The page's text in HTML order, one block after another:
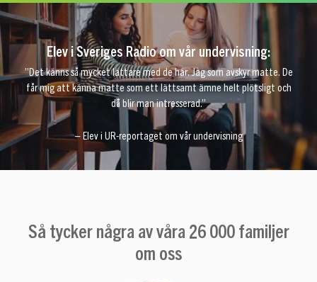
Elev i Sveriges Radio om vår undervisning:
”Det känns så mycket lättare med de här. Jag som avskyr matte. De
får mig att känna matte som ett lättsamt ämne helt plötsligt och
då blir man intresserad.”
– Elev i UR-reportaget om vår undervisning
Så tycker några av våra 26 000 familjer
om oss